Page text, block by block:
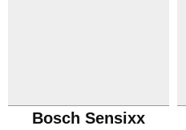
Bosch Sensixx